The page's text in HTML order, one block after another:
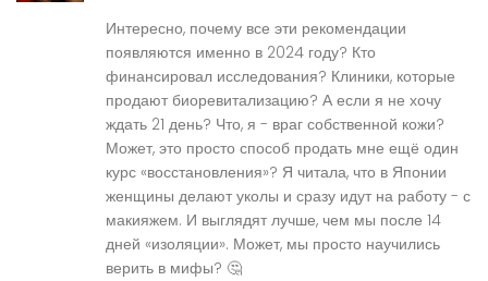
Интересно, почему все эти рекомендации
появляются именно в 2024 году? Кто
финансировал исследования? Клиники, которые
продают биоревитализацию? А если я не хочу
ждать 21 день? Что, я - враг собственной кожи?
Может, это просто способ продать мне ещё один
курс «восстановления»? Я читала, что в Японии
женщины делают уколы и сразу идут на работу - с
макияжем. И выглядят лучше, чем мы после 14
дней «изоляции». Может, мы просто научились
верить в мифы? 🤔